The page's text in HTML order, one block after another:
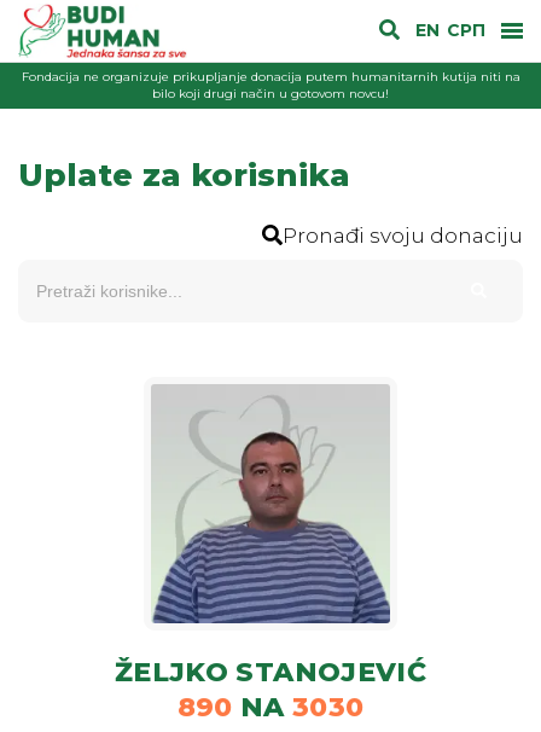
EN СРП
Fondacija ne organizuje prikupljanje donacija putem humanitarnih kutija niti na
bilo koji drugi način u gotovom novcu!
Uplate za korisnika
Pronađi svoju donaciju
ŽELJKO STANOJEVIĆ
890 NA 3030